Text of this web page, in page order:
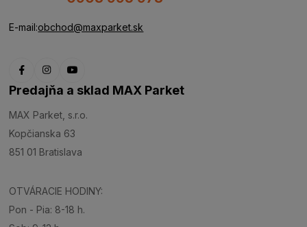
E-mail:obchod@maxparket.sk
Predajňa a sklad MAX Parket
MAX Parket, s.r.o.
Kopčianska 63
851 01 Bratislava
OTVÁRACIE HODINY:
Pon - Pia: 8-18 h.